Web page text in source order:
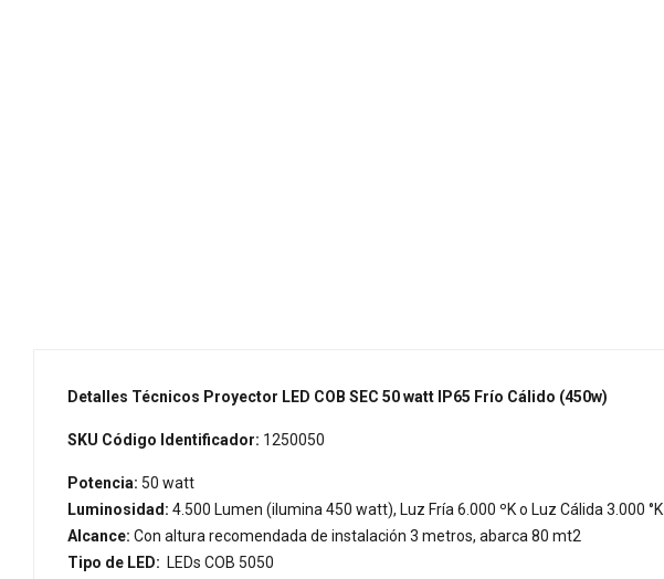
Detalles Técnicos Proyector LED COB SEC 50 watt IP65 Frío Cálido (450w)
SKU Código Identificador: 1250050
Potencia: 50 watt
Luminosidad: 4.500 Lumen (ilumina 450 watt), Luz Fría 6.000 ºK o Luz Cálida 3.000 °K
Alcance: Con altura recomendada de instalación 3 metros, abarca 80 mt2
Tipo de LED: LEDs COB 5050